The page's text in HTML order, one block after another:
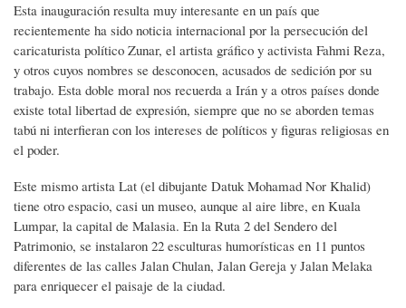
Esta inauguración resulta muy interesante en un país que
recientemente ha sido noticia internacional por la persecución del
caricaturista político Zunar, el artista gráfico y activista Fahmi Reza,
y otros cuyos nombres se desconocen, acusados ​​de sedición por su
trabajo. Esta doble moral nos recuerda a Irán y a otros países donde
existe total libertad de expresión, siempre que no se aborden temas
tabú ni interfieran con los intereses de políticos y figuras religiosas en
el poder.
Este mismo artista Lat (el dibujante Datuk Mohamad Nor Khalid)
tiene otro espacio, casi un museo, aunque al aire libre, en Kuala
Lumpar, la capital de Malasia. En la Ruta 2 del Sendero del
Patrimonio, se instalaron 22 esculturas humorísticas en 11 puntos
diferentes de las calles Jalan Chulan, Jalan Gereja y Jalan Melaka
para enriquecer el paisaje de la ciudad.